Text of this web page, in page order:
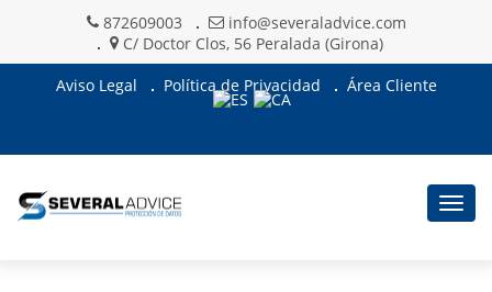
872609003
info@severaladvice.com
C/ Doctor Clos, 56 Peralada (Girona)
Aviso Legal
Política de Privacidad Área Cliente